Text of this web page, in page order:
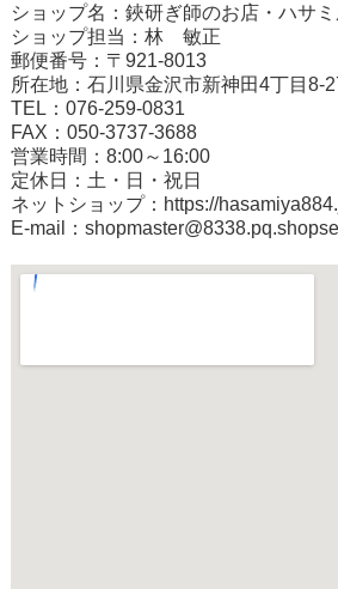
ショップ名：鋏研ぎ師のお店・ハサ
ショップ担当：林 敏正
郵便番号：〒921-8013
所在地：石川県金沢市新神田4丁目8-
TEL：076-259-0831
FAX：050-3737-3688
営業時間：8:00～16:00
定休日：土・日・祝日
ネットショップ： https://
E-mail：